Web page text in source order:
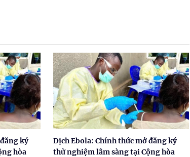
ký
hòa
Dịch Ebola: Chính thức mở đăng ký
thử nghiệm lâm sàng tại Cộng hòa